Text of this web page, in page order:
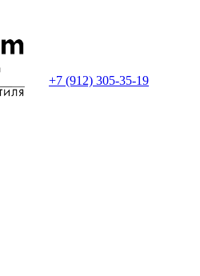
+7 (912) 305-35-19